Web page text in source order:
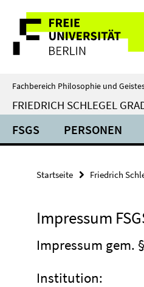
direkt
Inhalt
Service-
Navigation
Fachbereich Philosophie und
FRIEDRICH SCHLEGEL
FSGS PERSONEN
Startseite Friedrich
Impressum
Impressum gem.
Institution: